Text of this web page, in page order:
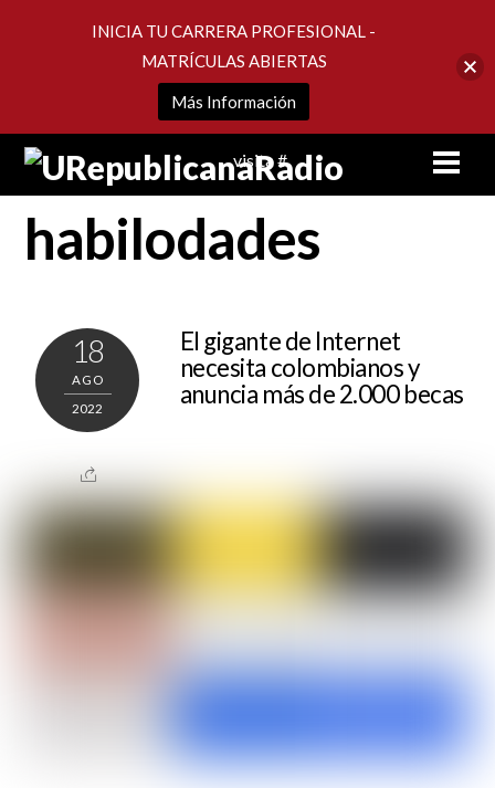
Skip
visita #
habilodades
18
AGO
2022
El gigante de Internet
necesita colombianos y
anuncia más de 2.000 becas
INICIA TU CARRERA PROFESIONAL -
MATRÍCULAS ABIERTAS
Más Información